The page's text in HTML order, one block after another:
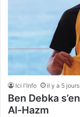
Ici l'Info il y a 5 jours
Ben Debka
Al-Hazm